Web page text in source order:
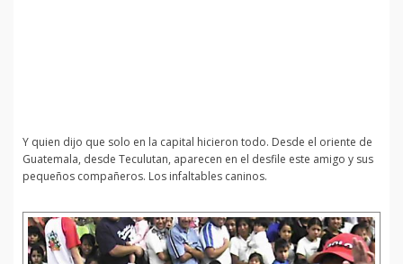
Y quien dijo que solo en la capital hicieron todo. Desde el oriente de
Guatemala, desde Teculutan, aparecen en el desfile este amigo y sus
pequeños compañeros. Los infaltables caninos.